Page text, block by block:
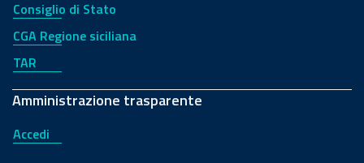
Consiglio di Stato
CGA Regione siciliana
TAR
Amministrazione trasparente
Accedi